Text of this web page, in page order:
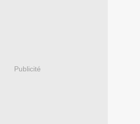
Publicité